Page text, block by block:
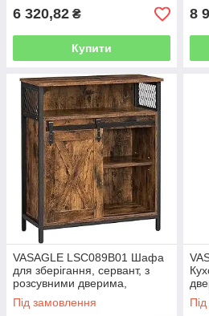
6 320,82 ₴
Купити
8
VASAGLE LSC089B01 Шафа
для зберігання, сервант, з
розсувними дверима,
відкрита полиця, регульовані
полиці, промисловий стиль,
Під замовлення